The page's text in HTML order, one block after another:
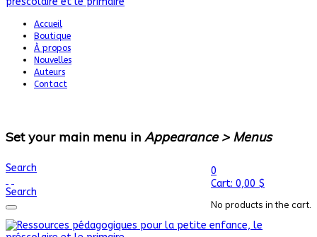
Accueil
Boutique
À propos
Nouvelles
Auteurs
Contact
Set your main menu in Appearance > Menus
0
Cart: 0,00 $
No products in the cart.
Search
Search